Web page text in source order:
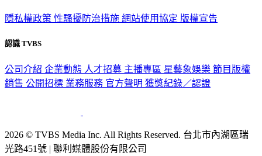
隱私權政策 性騷擾防治措施 網站使用協定 版權宣告
認識 TVBS
公司介紹 企業動態 人才招募 主播專區 星藝象娛樂 節目版權
銷售 公開招標 業務服務 官方聲明 獲獎紀錄／認證
2026 © TVBS Media Inc. All Rights Reserved. 台北市內湖區瑞
光路451號 | 聯利媒體股份有限公司